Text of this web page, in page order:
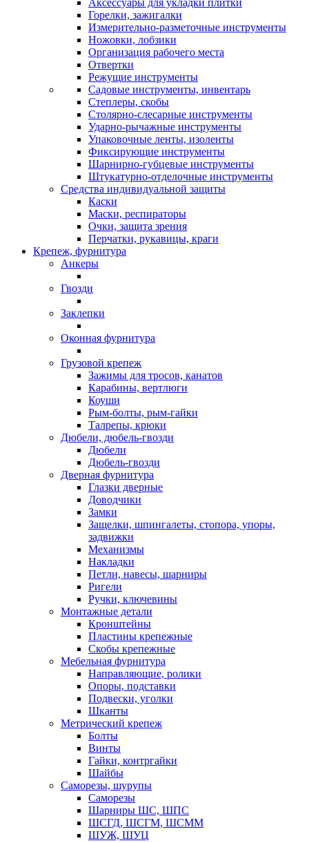
Горелки, зажигалки
Измерительно-разметочные инструменты
Ножовки, лобзики
Организация рабочего места
Отвертки
Режущие инструменты
Садовые инструменты, инвентарь
Степлеры, скобы
Столярно-слесарные инструменты
Ударно-рычажные инструменты
Упаковочные ленты, изоленты
Фиксирующие инструменты
Шарнирно-губцевые инструменты
Штукатурно-отделочные инструменты
Средства индивидуальной защиты
Каски
Маски, респираторы
Очки, защита зрения
Перчатки, рукавицы, краги
Крепеж, фурнитура
Анкеры
Гвозди
Заклепки
Оконная фурнитура
Грузовой крепеж
Зажимы для тросов, канатов
Карабины, вертлюги
Коуши
Рым-болты, рым-гайки
Талрепы, крюки
Дюбели, дюбель-гвозди
Дюбели
Дюбель-гвозди
Дверная фурнитура
Глазки дверные
Доводчики
Замки
Защелки, шпингалеты, стопора, упоры,
задвижки
Механизмы
Накладки
Петли, навесы, шарниры
Ригели
Ручки, ключевины
Монтажные детали
Кронштейны
Пластины крепежные
Скобы крепежные
Мебельная фурнитура
Направляющие, ролики
Опоры, подставки
Подвески, уголки
Шканты
Метрический крепеж
Болты
Винты
Гайки, контргайки
Шайбы
Саморезы, шурупы
Саморезы
Шарниры ШС, ШПС
ШСГД, ШСГМ, ШСММ
ШУЖ, ШУЦ